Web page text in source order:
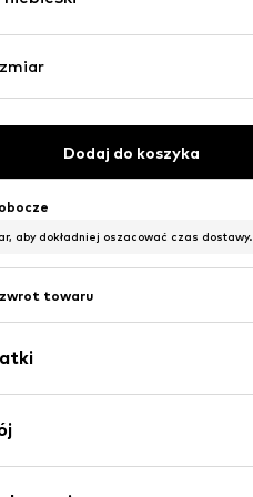
Dodaj do koszyka
aby dokładniej oszacować czas dostawy.
zwrot towaru